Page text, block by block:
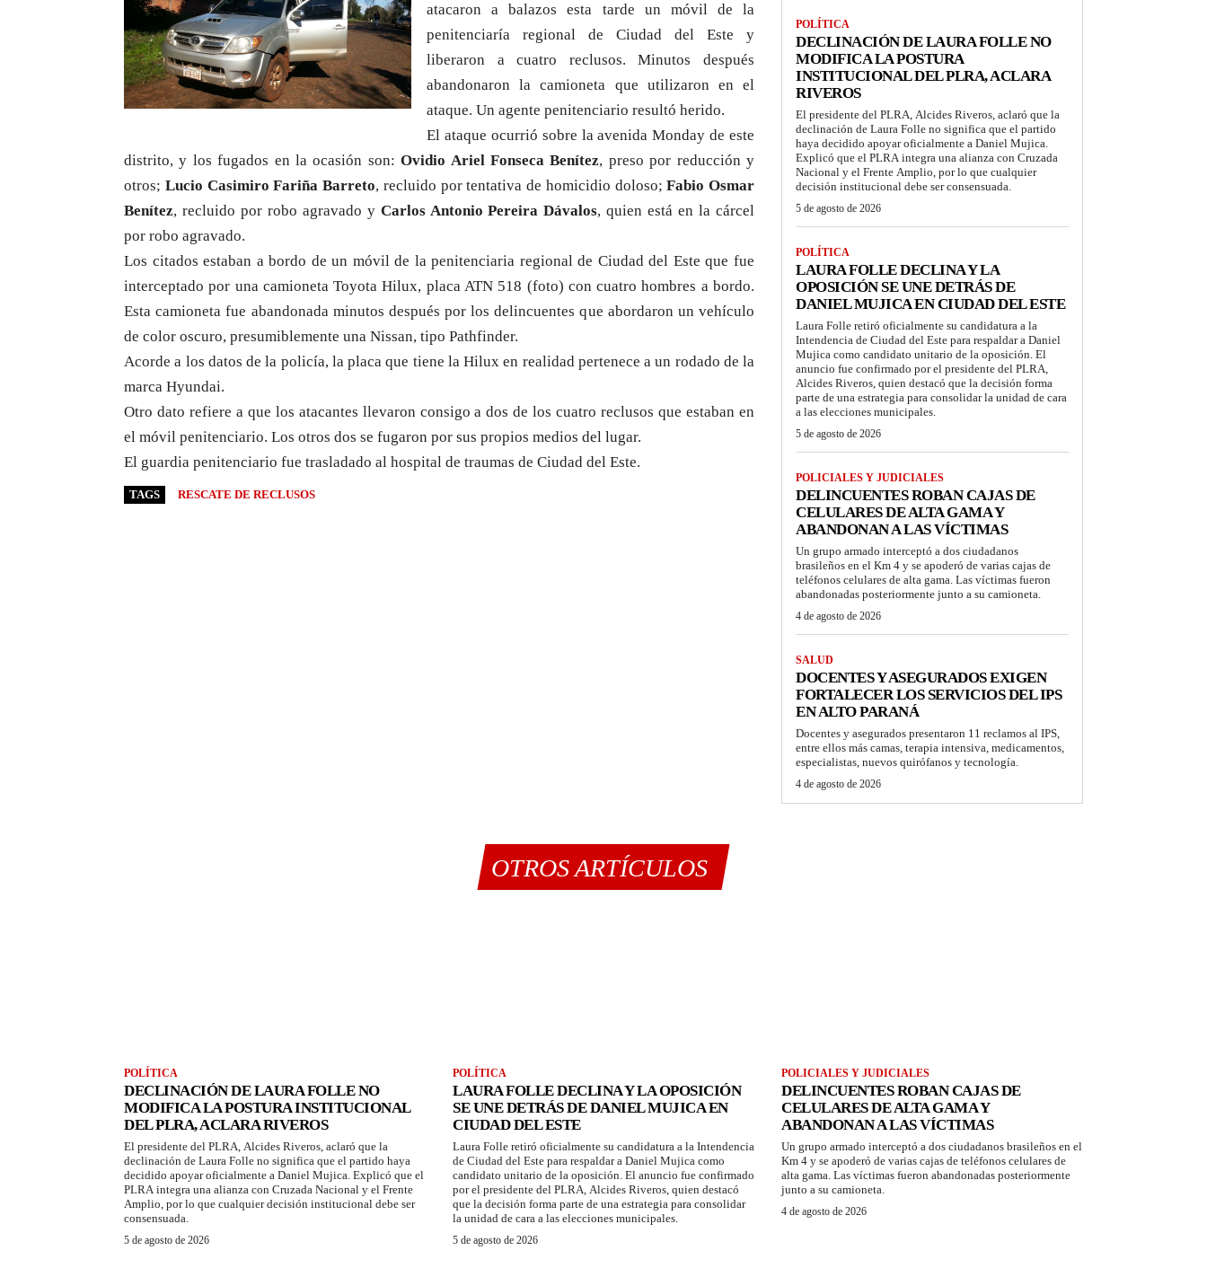
atacaron a balazos esta tarde un móvil de la
penitenciaría regional de Ciudad del Este y
liberaron a cuatro reclusos. Minutos después
abandonaron la camioneta que utilizaron en el
ataque. Un agente penitenciario resultó herido.
El ataque ocurrió sobre la avenida Monday de este
distrito, y los fugados en la ocasión son:Ovidio Ariel Fonseca Benítez, preso por reducción y
otros; Lucio Casimiro Fariña Barreto, recluido por tentativa de homicidio doloso;Fabio Osmar
Benítez, recluido por robo agravado y Carlos Antonio Pereira Dávalos, quien está en la cárcel
por robo agravado.
Los citados estaban a bordo de un móvil de la penitenciaria regional de Ciudad del Este que fue
interceptado por una camioneta Toyota Hilux, placa ATN 518 (foto) con cuatro hombres a bordo.
Esta camioneta fue abandonada minutos después por los delincuentes que abordaron un vehículo
de color oscuro, presumiblemente una Nissan, tipo Pathfinder.
Acorde a los datos de la policía, la placa que tiene la Hilux en realidad pertenece a un rodado de la
marca Hyundai.
Otro dato refiere a que los atacantes llevaron consigo a dos de los cuatro reclusos que estaban en
el móvil penitenciario. Los otros dos se fugaron por sus propios medios del lugar.
El guardia penitenciario fue trasladado al hospital de traumas de Ciudad del Este.
TAGS RESCATE DE RECLUSOS
POLÍTICA
DECLINACIÓN DE LAURA FOLLE NO
MODIFICA LA POSTURA
INSTITUCIONAL DEL PLRA, ACLARA
RIVEROS
El presidente del PLRA, Alcides Riveros, aclaró que la
declinación de Laura Folle no significa que el partido
haya decidido apoyar oficialmente a Daniel Mujica.
Explicó que el PLRA integra una alianza con Cruzada
Nacional y el Frente Amplio, por lo que cualquier
decisión institucional debe ser consensuada.
5 de agosto de 2026
POLÍTICA
LAURA FOLLE DECLINA Y LA
OPOSICIÓN SE UNE DETRÁS DE
DANIEL MUJICA EN CIUDAD DEL ESTE
Laura Folle retiró oficialmente su candidatura a la
Intendencia de Ciudad del Este para respaldar a Daniel
Mujica como candidato unitario de la oposición. El
anuncio fue confirmado por el presidente del PLRA,
Alcides Riveros, quien destacó que la decisión forma
parte de una estrategia para consolidar la unidad de cara
a las elecciones municipales.
5 de agosto de 2026
POLICIALES Y JUDICIALES
DELINCUENTES ROBAN CAJAS DE
CELULARES DE ALTA GAMA Y
ABANDONAN A LAS VÍCTIMAS
Un grupo armado interceptó a dos ciudadanos
brasileños en el Km 4 y se apoderó de varias cajas de
teléfonos celulares de alta gama. Las víctimas fueron
abandonadas posteriormente junto a su camioneta.
4 de agosto de 2026
SALUD
DOCENTES Y ASEGURADOS EXIGEN
FORTALECER LOS SERVICIOS DEL IPS
EN ALTO PARANÁ
Docentes y asegurados presentaron 11 reclamos al IPS,
entre ellos más camas, terapia intensiva, medicamentos,
especialistas, nuevos quirófanos y tecnología.
4 de agosto de 2026
OTROS ARTÍCULOS
POLÍTICA
DECLINACIÓN DE LAURA FOLLE NO
MODIFICA LA POSTURA INSTITUCIONAL
DEL PLRA, ACLARA RIVEROS
El presidente del PLRA, Alcides Riveros, aclaró que la
declinación de Laura Folle no significa que el partido haya
decidido apoyar oficialmente a Daniel Mujica. Explicó que el
PLRA integra una alianza con Cruzada Nacional y el Frente
Amplio, por lo que cualquier decisión institucional debe ser
consensuada.
5 de agosto de 2026
POLÍTICA
LAURA FOLLE DECLINA Y LA OPOSICIÓN
SE UNE DETRÁS DE DANIEL MUJICA EN
CIUDAD DEL ESTE
Laura Folle retiró oficialmente su candidatura a la Intendencia
de Ciudad del Este para respaldar a Daniel Mujica como
candidato unitario de la oposición. El anuncio fue confirmado
por el presidente del PLRA, Alcides Riveros, quien destacó
que la decisión forma parte de una estrategia para consolidar
la unidad de cara a las elecciones municipales.
5 de agosto de 2026
POLICIALES Y JUDICIALES
DELINCUENTES ROBAN CAJAS DE
CELULARES DE ALTA GAMA Y
ABANDONAN A LAS VÍCTIMAS
Un grupo armado interceptó a dos ciudadanos brasileños en el
Km 4 y se apoderó de varias cajas de teléfonos celulares de
alta gama. Las víctimas fueron abandonadas posteriormente
junto a su camioneta.
4 de agosto de 2026